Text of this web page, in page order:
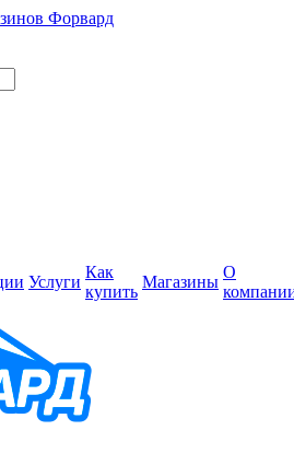
Услуги
Как
купить
Магазины
О